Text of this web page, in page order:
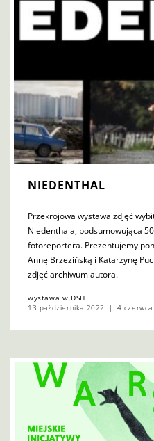
NIEDENTHAL
Przekrojowa wystawa zdjęć
Niedenthala, podsumowująca
fotoreportera. Prezentujemy
Annę Brzezińską i Katarzynę
zdjęć archiwum autora.
wystawa w DSH
13 października 2022
4